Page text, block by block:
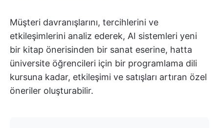
Müşteri davranışlarını, tercihlerini ve
etkileşimlerini analiz ederek, AI sistemleri yeni
bir kitap önerisinden bir sanat eserine, hatta
üniversite öğrencileri için bir programlama dili
kursuna kadar, etkileşimi ve satışları artıran özel
öneriler oluşturabilir.